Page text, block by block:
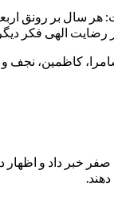
هر سال بر
الهی فکر
کاظمین، نجف
معاون فرهنگی سازمان اوقاف و امو